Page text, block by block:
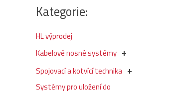
Kategorie:
HL výprodej
Kabelové nosné systémy
Spojovací a kotvící technika
Systémy pro uložení do